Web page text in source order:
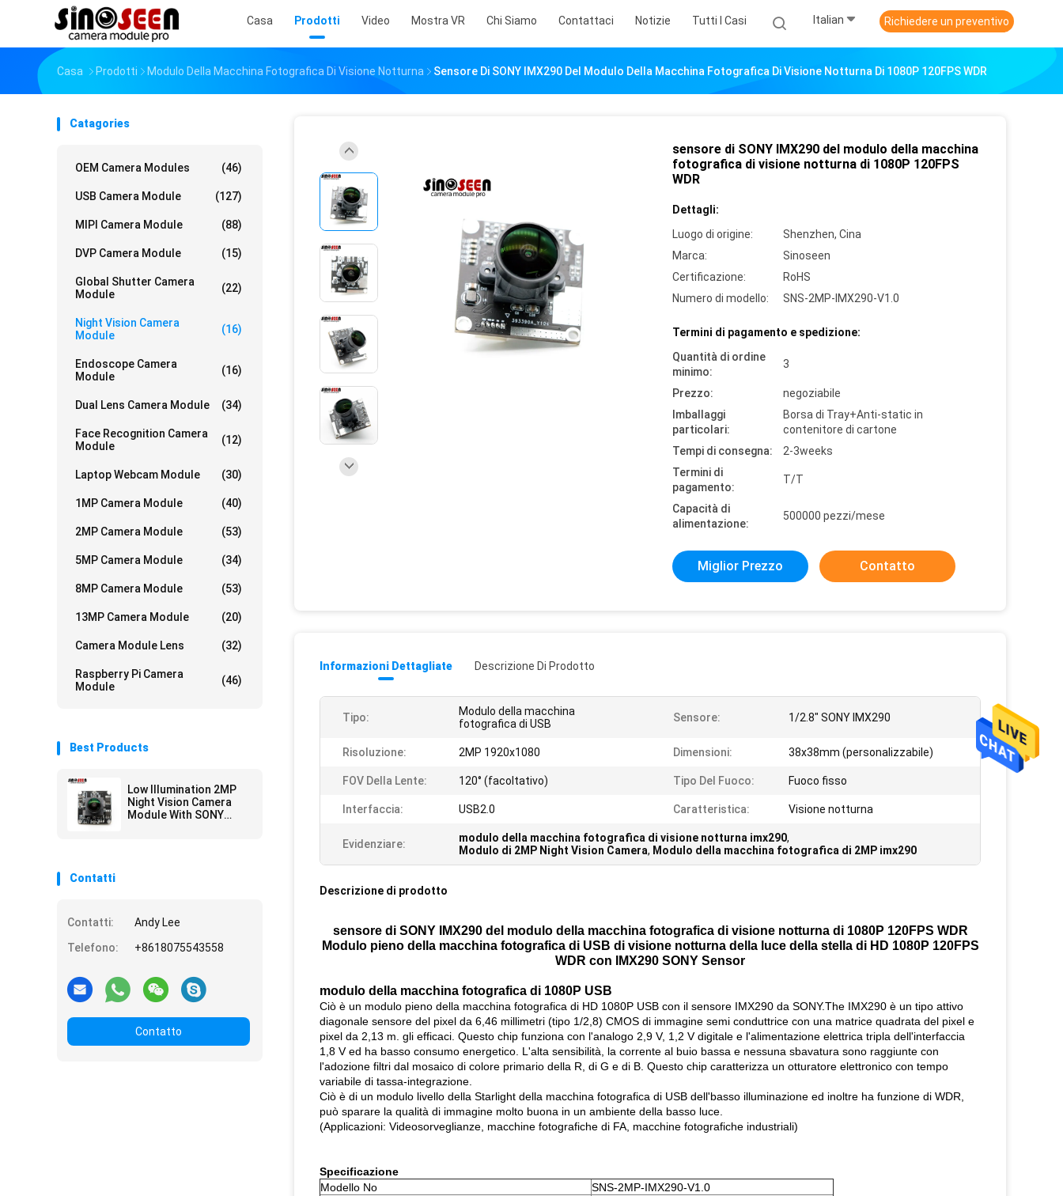
Casa Prodotti Video Mostra VR Chi Siamo Contattaci Notizie Tutti I Casi Italian Richiedere un preventivo
Casa Prodotti Modulo Della Macchina Fotografica Di Visione Notturna Sensore Di SONY IMX290 Del Modulo Della Macchina Fotografica Di Visione Notturna Di 1080P 120FPS WDR
Catagories
OEM Camera Modules (46)
USB Camera Module (127)
MIPI Camera Module (88)
DVP Camera Module (15)
Global Shutter Camera
Module
(22)
Night Vision Camera
Module
(16)
Endoscope Camera
Module
(16)
Dual Lens Camera Module (34)
Face Recognition Camera
Module
(12)
Laptop Webcam Module (30)
1MP Camera Module (40)
2MP Camera Module (53)
5MP Camera Module (34)
8MP Camera Module (53)
13MP Camera Module (20)
Camera Module Lens (32)
Raspberry Pi Camera
Module
(46)
Best Products
Low Illumination 2MP
Night Vision Camera
Module With SONY
Contatti
Contatti:
Andy Lee
Telefono:
+8618075543558
Contatto
sensore di SONY IMX290 del modulo della macchina
fotografica di visione notturna di 1080P 120FPS
WDR
Dettagli:
Luogo di origine:
Shenzhen, Cina
Marca:
Sinoseen
Certificazione:
RoHS
Numero di modello:
SNS-2MP-IMX290-V1.0
Termini di pagamento e spedizione:
Quantità di ordine
minimo:
3
Prezzo:
negoziabile
Imballaggi
particolari:
Borsa di Tray+Anti-static in
contenitore di cartone
Tempi di consegna:
2-3weeks
Termini di
pagamento:
T/T
Capacità di
alimentazione:
500000 pezzi/mese
Miglior Prezzo Contatto
Informazioni Dettagliate Descrizione Di Prodotto
Tipo:
Modulo della macchina
fotografica di USB
Sensore: 1/2.8" SONY IMX290
Risoluzione: 2MP 1920x1080 Dimensioni: 38x38mm (personalizzabile)
FOV Della Lente: 120° (facoltativo) Tipo Del Fuoco: Fuoco fisso
Interfaccia: USB2.0 Caratteristica: Visione notturna
Evidenziare: modulo della macchina fotografica di visione notturna imx290,
Modulo di 2MP Night Vision Camera, Modulo della macchina fotografica di 2MP imx290
Descrizione di prodotto
sensore di SONY IMX290 del modulo della macchina fotografica di visione notturna di 1080P 120FPS WDR
Modulo pieno della macchina fotografica di USB di visione notturna della luce della stella di HD 1080P 120FPS
WDR con IMX290 SONY Sensor
modulo della macchina fotografica di 1080P USB
Ciò è un modulo pieno della macchina fotografica di HD 1080P USB con il sensore IMX290 da SONY.The IMX290 è un tipo attivo
diagonale sensore del pixel da 6,46 millimetri (tipo 1/2,8) CMOS di immagine semi conduttrice con una matrice quadrata del pixel e
pixel da 2,13 m. gli efficaci. Questo chip funziona con l'analogo 2,9 V, 1,2 V digitale e l'alimentazione elettrica tripla dell'interfaccia
1,8 V ed ha basso consumo energetico. L'alta sensibilità, la corrente al buio bassa e nessuna sbavatura sono raggiunte con
l'adozione filtri dal mosaico di colore primario della R, di G e di B. Questo chip caratterizza un otturatore elettronico con tempo
variabile di tassa-integrazione.
Ciò è di un modulo livello della Starlight della macchina fotografica di USB dell'basso illuminazione ed inoltre ha funzione di WDR,
può sparare la qualità di immagine molto buona in un ambiente della basso luce.
(Applicazioni: Videosorveglianze, macchine fotografiche di FA, macchine fotografiche industriali)
Specificazione
Modello No
SNS-2MP-IMX290-V1.0